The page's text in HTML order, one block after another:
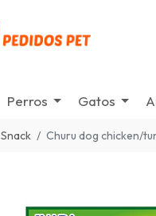
Perros Gatos
Snack Churu dog chicken/